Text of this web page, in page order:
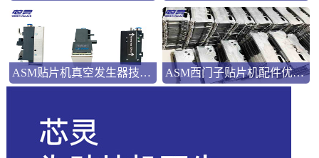
ASM贴片机真空发生器技术解析 ASM西门子贴片机配件优势解析